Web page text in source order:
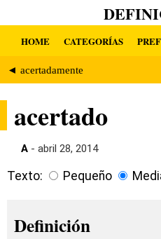
HOME CATEGORÍAS
◄ acertadamente
acertado
A - abril 28, 2014
Texto: Pequeño
Definición